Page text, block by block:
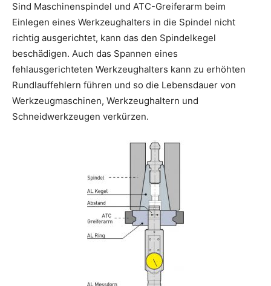
Sind Maschinenspindel und ATC-Greiferarm beim
Einlegen eines Werkzeughalters in die Spindel nicht
richtig ausgerichtet, kann das den Spindelkegel
beschädigen. Auch das Spannen eines
fehlausgerichteten Werkzeughalters kann zu erhöhten
Rundlauffehlern führen und so die Lebensdauer von
Werkzeugmaschinen, Werkzeughaltern und
Schneidwerkzeugen verkürzen.